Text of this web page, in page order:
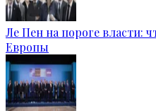
Ле Пен на пороге власти:
Европы